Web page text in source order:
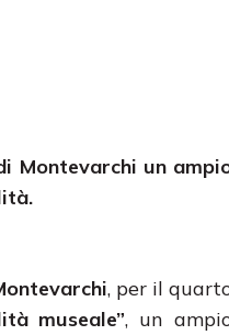
Montevarchi un
, per il
museale”, un